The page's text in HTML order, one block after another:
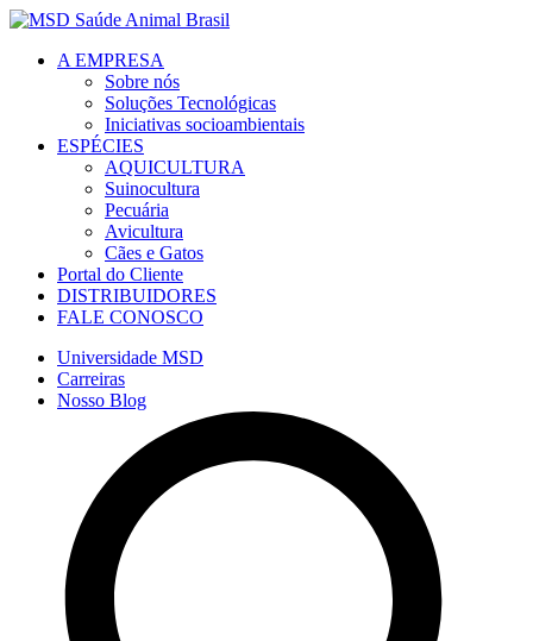
A EMPRESA
Sobre nós
Soluções Tecnológicas
Iniciativas socioambientais
ESPÉCIES
AQUICULTURA
Suinocultura
Pecuária
Avicultura
Cães e Gatos
Portal do Cliente
DISTRIBUIDORES
FALE CONOSCO
Universidade MSD
Carreiras
Nosso Blog